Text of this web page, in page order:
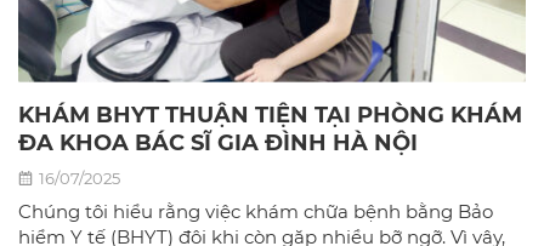
KHÁM BHYT THUẬN TIỆN TẠI PHÒNG KHÁM
ĐA KHOA BÁC SĨ GIA ĐÌNH HÀ NỘI
16/07/2025
Chúng tôi hiểu rằng việc khám chữa bệnh bằng Bảo
hiểm Y tế (BHYT) đôi khi còn gặp nhiều bỡ ngỡ. Vì vậy,